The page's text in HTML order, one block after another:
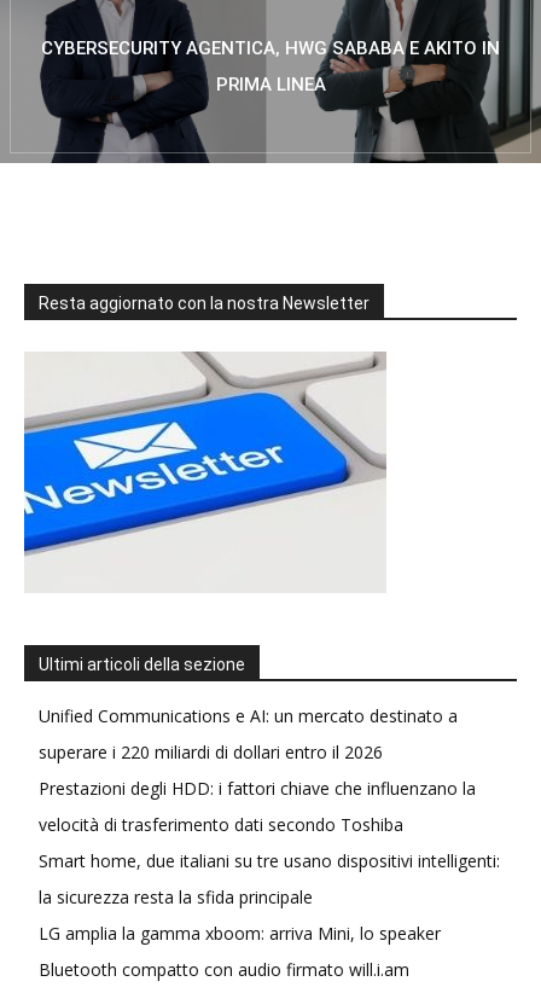
CYBERSECURITY AGENTICA, HWG SABABA E AKITO IN
PRIMA LINEA
Resta aggiornato con la nostra Newsletter
Ultimi articoli della sezione
Unified Communications e AI: un mercato destinato a
superare i 220 miliardi di dollari entro il 2026
Prestazioni degli HDD: i fattori chiave che influenzano la
velocità di trasferimento dati secondo Toshiba
Smart home, due italiani su tre usano dispositivi intelligenti:
la sicurezza resta la sfida principale
LG amplia la gamma xboom: arriva Mini, lo speaker
Bluetooth compatto con audio firmato will.i.am